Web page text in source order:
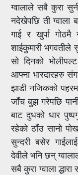
ग्वालाले सबै कुरा
नदेखेपछि ती ग्वाला
गाई र खुर्पा
शाईकुमारी भगवतीले
सो दिनको
आफ्ना भारदारहरु संग
झाडी नजिकको
जाँच बुझ गरेपछि
बाट दुधको धार
रहेको ठाँउ सानो
सुन्दरी बसेर
देवीले भनि छन्
सबै कुरा ग्वाला